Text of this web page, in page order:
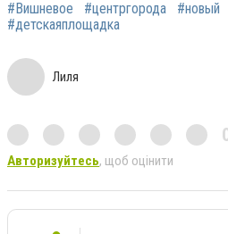
#Вишневое #центргорода #новый
#детскаяплощадка
Лиля
Авторизуйтесь, щоб оцінити